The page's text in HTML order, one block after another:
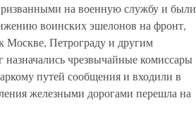
на военную службу и были
воинских эшелонов на фронт,
Москве, Петрограду и другим
чрезвычайные комиссары
путей сообщения и входили в
железными дорогами перешла на